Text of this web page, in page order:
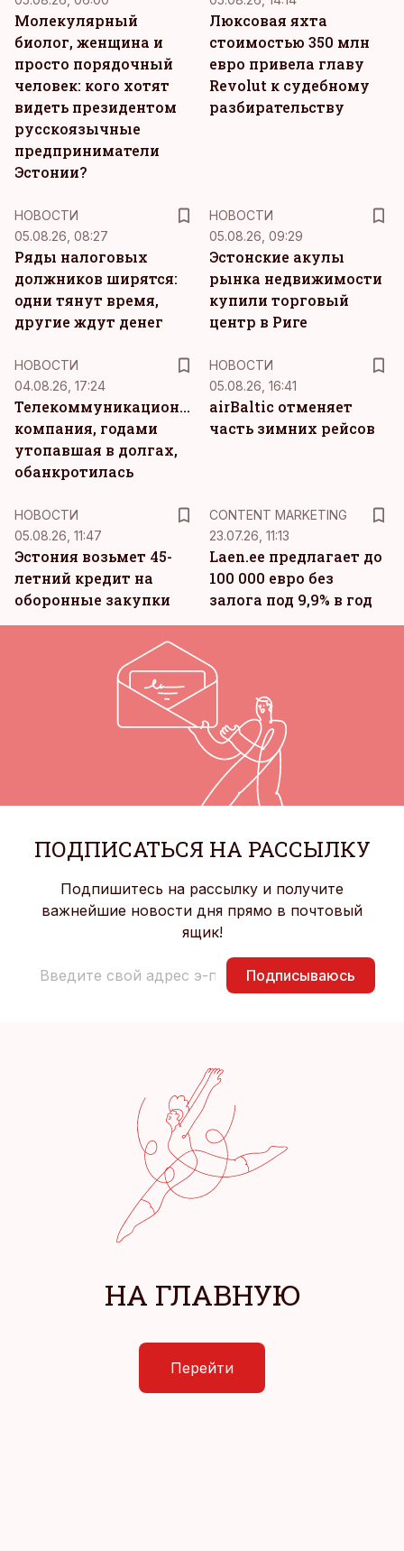
Молекулярный
биолог, женщина и
просто порядочный
человек: кого хотят
видеть президентом
русскоязычные
предприниматели
Эстонии?
Люксовая яхта
стоимостью 350 млн
евро привела главу
Revolut к судебному
разбирательству
НОВОСТИ
05.08.26, 08:27
Ряды налоговых
должников ширятся:
одни тянут время,
другие ждут денег
НОВОСТИ
05.08.26, 09:29
Эстонские акулы
рынка недвижимости
купили торговый
центр в Риге
НОВОСТИ
04.08.26, 17:24
Телекоммуникационная
компания, годами
утопавшая в долгах,
обанкротилась
НОВОСТИ
05.08.26, 16:41
airBaltic отменяет
часть зимних рейсов
НОВОСТИ
05.08.26, 11:47
Эстония возьмет 45-
летний кредит на
оборонные закупки
CONTENT MARKETING
23.07.26, 11:13
Laen.ee предлагает до
100 000 евро без
залога под 9,9% в год
ПОДПИСАТЬСЯ НА РАССЫЛКУ
Подпишитесь на рассылку и получите
важнейшие новости дня прямо в почтовый
ящик!
Подписываюсь
НА ГЛАВНУЮ
Перейти